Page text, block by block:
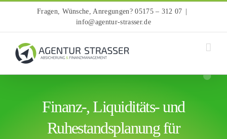
springen
Fragen, Wünsche, Anregungen? 05175 – 312 07
info@agentur-strasser.de
Finanz-, Liquiditäts- und
Ruhestandsplanung für